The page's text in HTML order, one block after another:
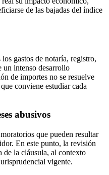
de las bajadas del índice
gastos de notaría, registro,
un intenso desarrollo
de importes no se resuelve
conviene estudiar cada
abusivos
que pueden resultar
En este punto, la revisión
de la cláusula, al contexto
vigente.